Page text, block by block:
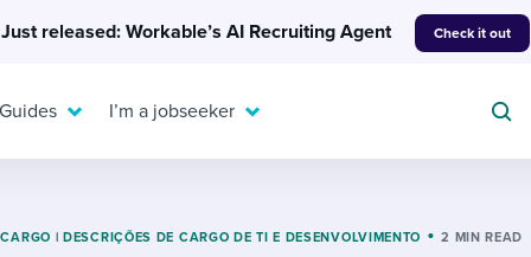
Just released: Workable’s AI Recruiting Agent Check it out
I’m a jobseeker
| DESCRIÇÕES DE CARGO DE TI E DESENVOLVIMENTO 2 MIN READ